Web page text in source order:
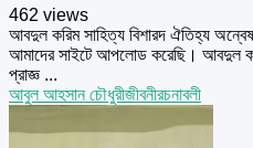
462 views
আবদুল করিম সাহিত্য বিশারদ ঐতিহ্য
আমাদের সাইটে আপলোড করেছি। আবদুল
প্রাজ্ঞ ...
আবুল আহসান চৌধুরীজীবনীরচনাবলী